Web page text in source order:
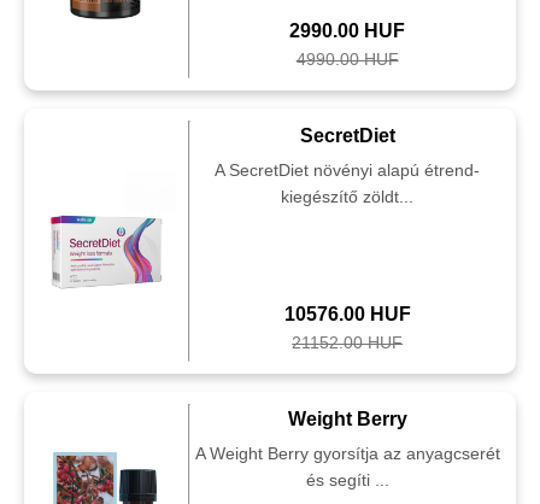
2990.00 HUF
4990.00 HUF
SecretDiet
A SecretDiet növényi alapú étrend-
kiegészítő zöldt...
10576.00 HUF
21152.00 HUF
Weight Berry
A Weight Berry gyorsítja az anyagcserét
és segíti ...